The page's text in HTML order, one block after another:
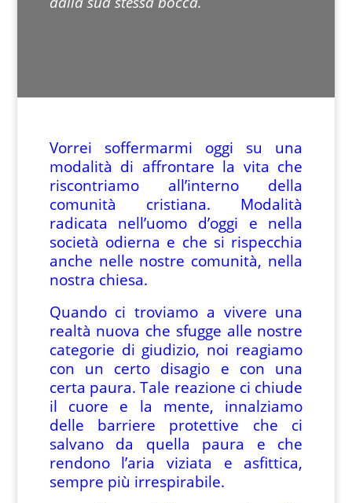
Vorrei soffermarmi oggi su una
modalità di affrontare la vita che
riscontriamo all’interno della
comunità cristiana. Modalità
radicata nell’uomo d’oggi e nella
società odierna e che si rispecchia
anche nelle nostre comunità, nella
nostra chiesa.
Quando ci troviamo a vivere una
realtà nuova che sfugge alle nostre
categorie di giudizio, noi reagiamo
con un certo disagio e con una
certa paura. Tale reazione ci chiude
il cuore e la mente, innalziamo
delle barriere protettive che ci
salvano da quella paura e che
rendono l’aria viziata e asfittica,
sempre più irrespirabile.